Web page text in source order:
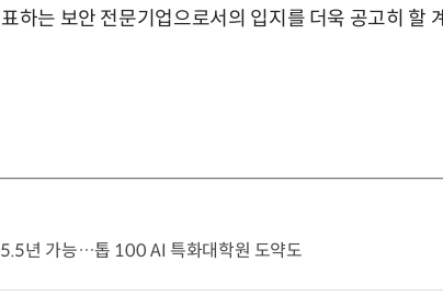
하는 보안 전문기업으로서의 입지를 더욱 공고히 할 계
년 가능…톱 100 AI 특화대학원 도약도